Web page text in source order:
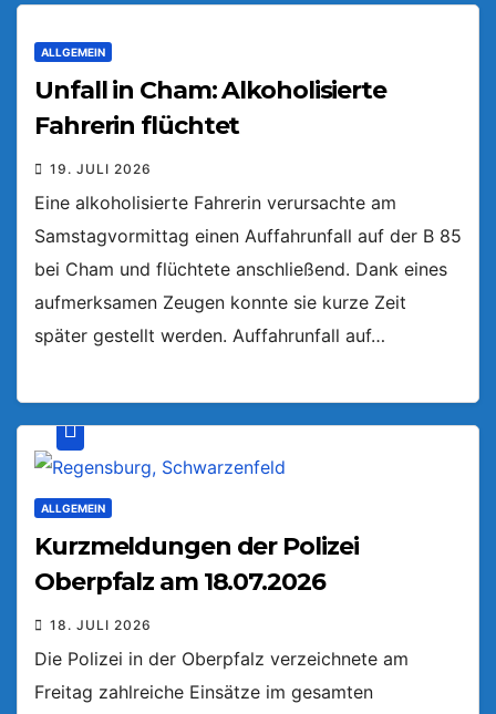
ALLGEMEIN
Unfall in Cham: Alkoholisierte
Fahrerin flüchtet
19. JULI 2026
Eine alkoholisierte Fahrerin verursachte am
Samstagvormittag einen Auffahrunfall auf der B 85
bei Cham und flüchtete anschließend. Dank eines
aufmerksamen Zeugen konnte sie kurze Zeit
später gestellt werden. Auffahrunfall auf…
ALLGEMEIN
Kurzmeldungen der Polizei
Oberpfalz am 18.07.2026
18. JULI 2026
Die Polizei in der Oberpfalz verzeichnete am
Freitag zahlreiche Einsätze im gesamten